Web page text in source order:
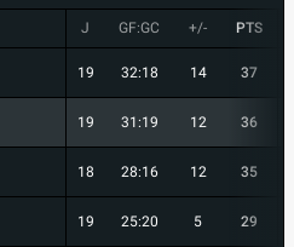
J GF:GC +/- PTS
19 32:18 14 37
19 31:19 12 36
18 28:16 12 35
19 25:20 5 29